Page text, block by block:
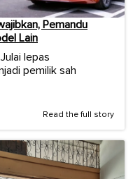
Pemandu
Lain
lepas
pemilik sah
Read the full story